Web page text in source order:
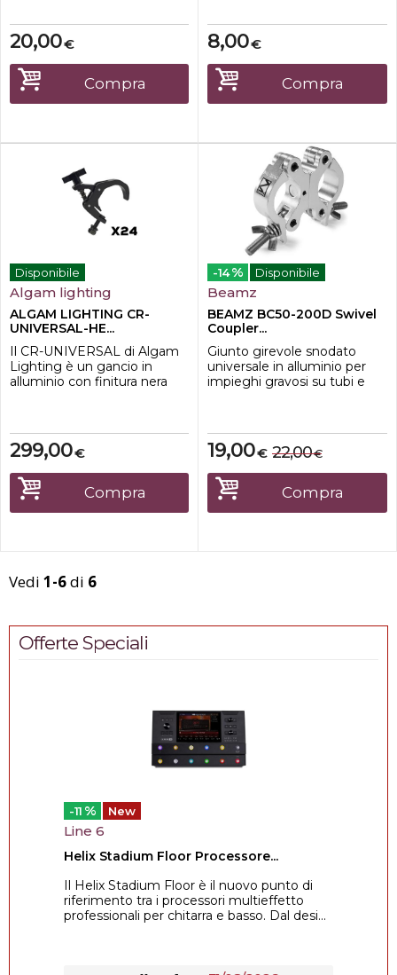
appendetelo al sistema di
tralicci. Chiudete il morsetto
e otterrete un fissaggio
saldo del
dispositivo.Caratteristiche-
impugnatura ergono...
€
20,00
Compra
retaining ring, grommet and
wing nut Lock screw M8
zinc coated with grommet
and wing nut
€
8,00
Compra
Disponibile
Algam lighting
ALGAM LIGHTING CR-
UNIVERSAL-HE...
Il CR-UNIVERSAL di Algam
Lighting è un gancio in
alluminio con finitura nera
agganciato a strutture con
sezione da 42 a 60 mm,
questo versatile gancio
universale ha una capacità di
carico massima di 100
kg.Caratteristiche-Co...
€
299,00
Compra
-14 % Disponibile
Beamz
BEAMZ BC50-200D Swivel
Coupler...
Giunto girevole snodato
universale in alluminio per
impieghi gravosi su tubi e
consente 360 gradi di
movimento
-Morsetto in alluminio
resistente
-Fissaggio a farfalla e dado
€
19,00 €
22,00
Compra
Vedi 1-6di 6
Offerte Speciali
-11 % New
Line 6
Helix Stadium Floor Processore...
Il Helix Stadium Floor è il nuovo punto di
riferimento tra i processori multieffetto
professionali per chitarra e basso. Dal desi...